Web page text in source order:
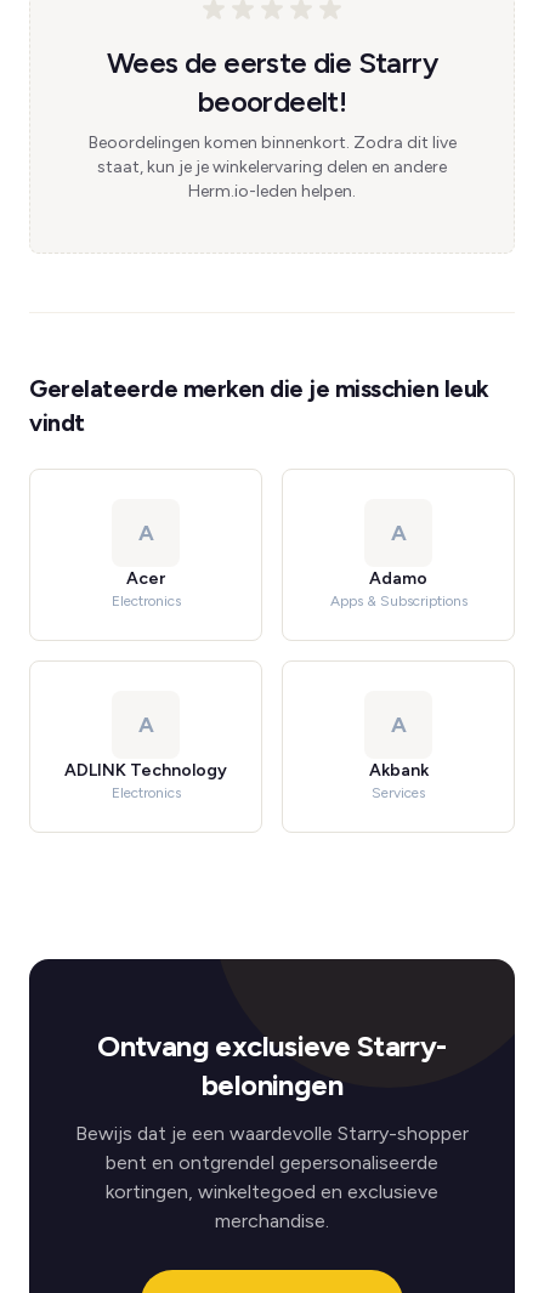
Wees de eerste die Starry
beoordeelt!
Beoordelingen komen binnenkort. Zodra dit live
staat, kun je je winkelervaring delen en andere
Herm.io-leden helpen.
Gerelateerde merken die je misschien leuk
vindt
A
Acer
Electronics
A
Adamo
Apps & Subscriptions
A
ADLINK Technology
Electronics
A
Akbank
Services
Ontvang exclusieve Starry-
beloningen
Bewijs dat je een waardevolle Starry-shopper
bent en ontgrendel gepersonaliseerde
kortingen, winkeltegoed en exclusieve
merchandise.